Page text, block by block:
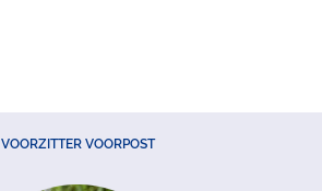
VOORZITTER VOORPOST